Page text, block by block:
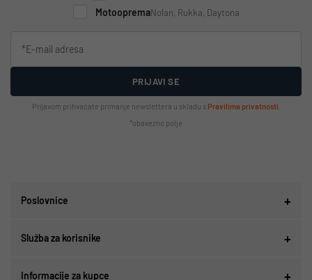
MotoopremaNolan, Rukka, Daytona
PRIJAVI SE
Prijavom prihvaćate primanje newslettera u skladu s Pravilima privatnosti
*obavezno polje
Poslovnice
Služba za korisnike
Informacije za kupce